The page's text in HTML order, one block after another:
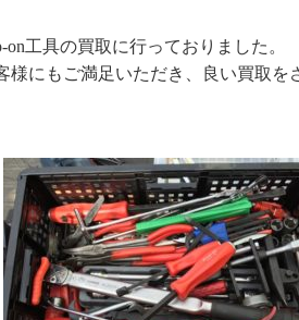
工具の買取に行っておりました。
様にもご満足いただき、良い買取を